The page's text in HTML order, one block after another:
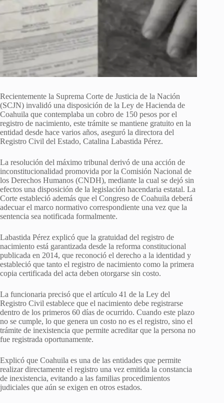
Recientemente la Suprema Corte de Justicia de la Nación
(SCJN) invalidó una disposición de la Ley de Hacienda de
Coahuila que contemplaba un cobro de 150 pesos por el
registro de nacimiento, este trámite se mantiene gratuito en la
entidad desde hace varios años, aseguró la directora del
Registro Civil del Estado, Catalina Labastida Pérez.
La resolución del máximo tribunal derivó de una acción de
inconstitucionalidad promovida por la Comisión Nacional de
los Derechos Humanos (CNDH), mediante la cual se dejó sin
efectos una disposición de la legislación hacendaria estatal. La
Corte estableció además que el Congreso de Coahuila deberá
adecuar el marco normativo correspondiente una vez que la
sentencia sea notificada formalmente.
Labastida Pérez explicó que la gratuidad del registro de
nacimiento está garantizada desde la reforma constitucional
publicada en 2014, que reconoció el derecho a la identidad y
estableció que tanto el registro de nacimiento como la primera
copia certificada del acta deben otorgarse sin costo.
La funcionaria precisó que el artículo 41 de la Ley del
Registro Civil establece que el nacimiento debe registrarse
dentro de los primeros 60 días de ocurrido. Cuando este plazo
no se cumple, lo que genera un costo no es el registro, sino el
trámite de inexistencia que permite acreditar que la persona no
fue registrada oportunamente.
Explicó que Coahuila es una de las entidades que permite
realizar directamente el registro una vez emitida la constancia
de inexistencia, evitando a las familias procedimientos
judiciales que aún se exigen en otros estados.